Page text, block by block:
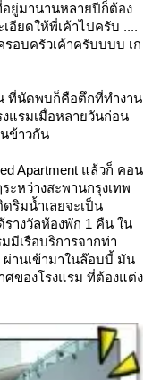
อยู่มานานหลายปีก็ต้อง
อียดให้พี่เค้าไปครับ ....
อบครัวเค้าครับบบบ เก
ที่นัดพบก็คือตึกที่ทำงาน
งแรมเมื่อหลายวันก่อน
ข้าวกัน
Apartment แล้วก็ คอน
หว่างสะพานกรุงเทพ
ริมน้ำเลยจะเป็น
างวัลห้องพัก 1 คืน ใน
มีเรือบริการจากท่า
ผ่านเข้ามาในล๊อบบี้ มัน
ศของโรงแรม ที่ต้องแต่ง